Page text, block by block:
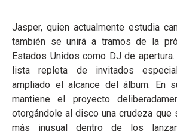
Jasper, quien actualmente estudia
también se unirá a tramos de la
Estados Unidos como DJ de apertura.
lista repleta de invitados
ampliado el alcance del álbum. En
mantiene el proyecto
otorgándole al disco una crudeza que
más inusual dentro de los